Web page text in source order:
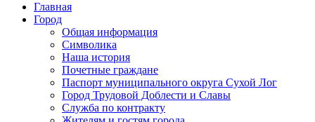
Главная
Город
Общая информация
Символика
Наша история
Почетные граждане
Паспорт муниципального округа Сухой Лог
Город Трудовой Доблести и Славы
Служба по контракту